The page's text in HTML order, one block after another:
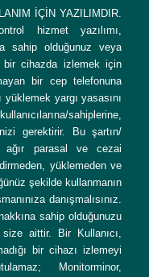
İÇİN YAZILIMDIR.
hizmet yazılımı,
sahip olduğunuz veya
cihazda izlemek için
bir cep telefonuna
yargı yasasını
sahiplerine,
gerektirir. Bu şartın/
ağır parasal ve cezai
yüklemeden ve
şekilde kullanmanın
danışmalısınız.
sahip olduğunuzu
aittir. Bir Kullanıcı,
bir cihazı izlemeyi
Monitorminor,